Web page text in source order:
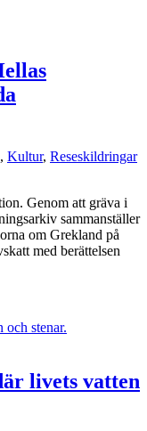
, Kultur, Reseskildringar
Genom att gräva i
sammanställer
om Grekland på
med berättelsen
livets vatten